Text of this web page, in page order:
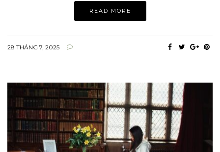
READ MORE
28 THÁNG 7, 2025